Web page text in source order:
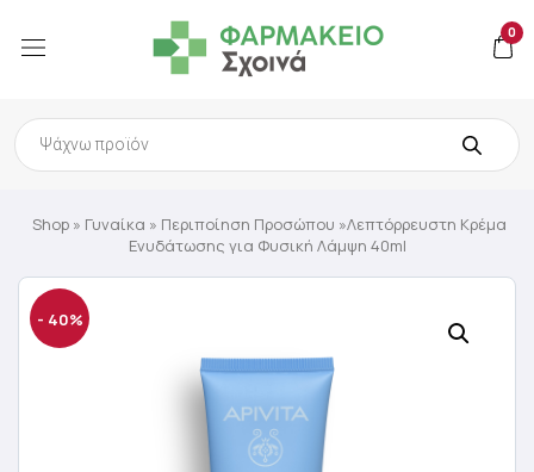
0
Products
search
Shop » Γυναίκα » Περιποίηση Προσώπου »Λεπτόρρευστη Κρέμα
Ενυδάτωσης για Φυσική Λάμψη 40ml
- 40%